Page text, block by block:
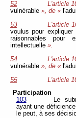
52
L'article
vulnérable », de «
53
L'article
voulus pour
raisonnables pour
intellectuelle ».
54
L'article
vulnérable », de «
55
L'article
Participation
103
Le
ayant une
le peut, à ses